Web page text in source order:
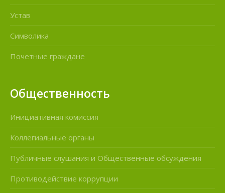
Устав
Символика
Почетные граждане
Общественность
Инициативная комиссия
Коллегиальные органы
Публичные слушания и Общественные обсуждения
Противодействие коррупции